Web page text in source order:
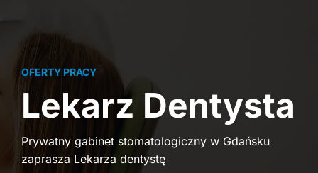
OFERTY PRACY
Lekarz Dentysta
Prywatny gabinet stomatologiczny w Gdańsku
zaprasza Lekarza dentystę